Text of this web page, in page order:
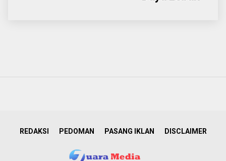
REDAKSI PEDOMAN PASANG IKLAN DISCLAIMER